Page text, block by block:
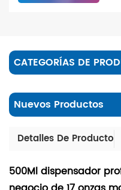
CATEGORÍAS DE
Nuevos Productos
Detalles De Producto
500Ml dispensador